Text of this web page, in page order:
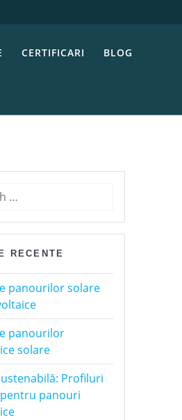
CERTIFICARI BLOG
RECENTE
panourilor solare
panourilor
solare
Profiluri
panouri